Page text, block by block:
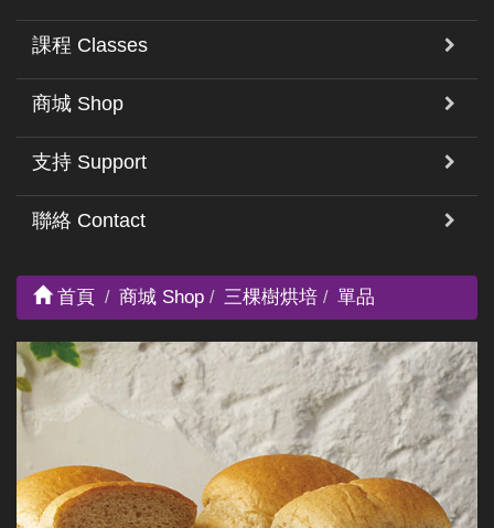
課程 Classes
商城 Shop
支持 Support
聯絡 Contact
首頁 商城 Shop 三棵樹烘培 單品